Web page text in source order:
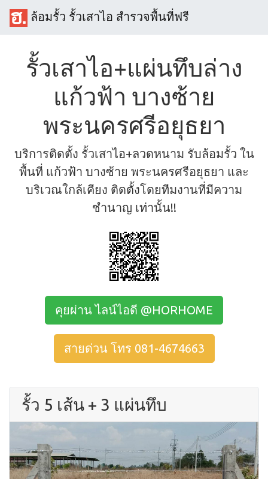
ล้อมรั้ว รั้วเสาไอ สำรวจพื้นที่ฟรี
รั้วเสาไอ+แผ่นทึบล่าง
แก้วฟ้า บางซ้าย
พระนครศรีอยุธยา
บริการติดตั้ง รั้วเสาไอ+ลวดหนาม รับล้อมรั้ว ใน
พื้นที่ แก้วฟ้า บางซ้าย พระนครศรีอยุธยา และ
บริเวณใกล้เคียง ติดตั้งโดยทีมงานที่มีความ
ชำนาญ เท่านั้น!!
คุยผ่าน ไลน์ไอดี @HORHOME
สายด่วน โทร 081-4674663
รั้ว 5 เส้น + 3 แผ่นทึบ